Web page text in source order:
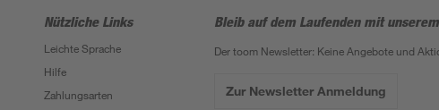
Nützliche Links
Leichte Sprache
Hilfe
Zahlungsarten
Bleib auf dem Laufenden mit
Der toom Newsletter: Keine Angebote und
Zur Newsletter Anmeldung